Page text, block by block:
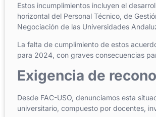
Estos incumplimientos incluyen el
horizontal del Personal Técnico, de
Negociación de las Universidades
La falta de cumplimiento de estos
para 2024, con graves consecuencias
Exigencia de
Desde FAC-USO, denunciamos esta
universitario, compuesto por docentes,